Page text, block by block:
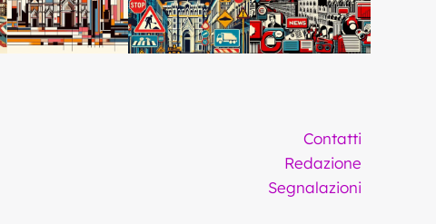
Contatti
Redazione
Segnalazioni